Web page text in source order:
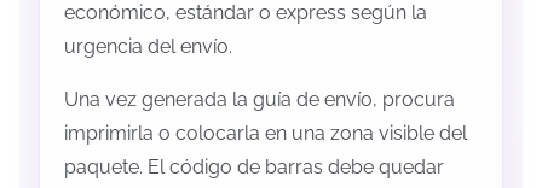
económico, estándar o express según la
urgencia del envío.
Una vez generada la guía de envío, procura
imprimirla o colocarla en una zona visible del
paquete. El código de barras debe quedar